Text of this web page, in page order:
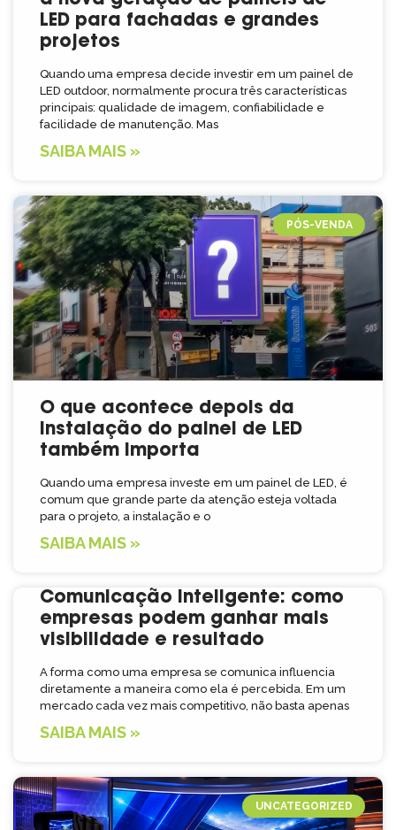
LED para fachadas e grandes
projetos
Quando uma empresa decide investir em um painel de
LED outdoor, normalmente procura três características
principais: qualidade de imagem, confiabilidade e
facilidade de manutenção. Mas
SAIBA MAIS »
PÓS-VENDA
O que acontece depois da
instalação do painel de LED
também importa
Quando uma empresa investe em um painel de LED, é
comum que grande parte da atenção esteja voltada
para o projeto, a instalação e o
SAIBA MAIS »
Comunicação inteligente: como
empresas podem ganhar mais
visibilidade e resultado
A forma como uma empresa se comunica influencia
diretamente a maneira como ela é percebida. Em um
mercado cada vez mais competitivo, não basta apenas
SAIBA MAIS »
UNCATEGORIZED